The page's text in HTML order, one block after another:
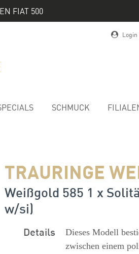
FIAT 500
Login
SCHMUCK
TRAURINGE
Weißgold 585 1 x
w/si)
Details
Dieses Modell
zwischen einem